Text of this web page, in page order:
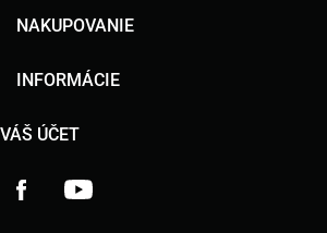
NAKUPOVANIE
INFORMÁCIE
VÁŠ ÚČET
Facebook